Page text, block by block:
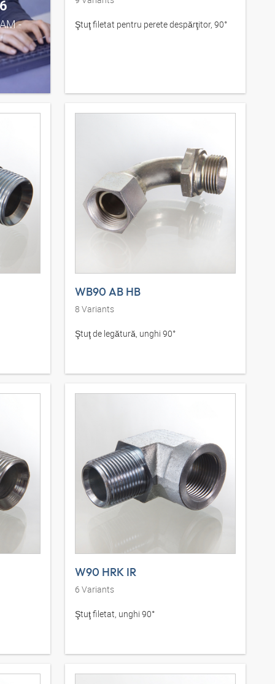
- Ştuţ filetat pentru perete despărţitor, 90°
WB90 AB HB
8 Variants
Ştuţ de legătură, unghi 90°
W90 HRK IR
6 Variants
Ştuţ filetat, unghi 90°